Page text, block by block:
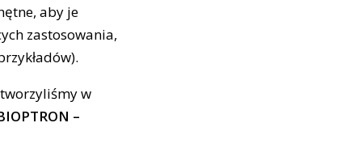
aby je
zastosowania,
w
–